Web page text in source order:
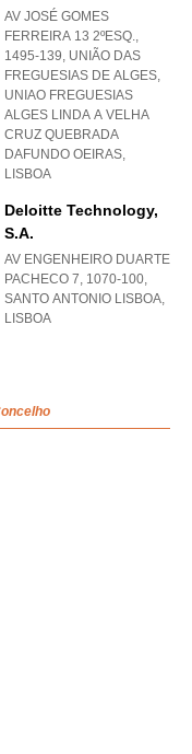
AV JOSÉ GOMES
FERREIRA 13 2ºESQ.,
1495-139, UNIÃO DAS
FREGUESIAS DE ALGES,
UNIAO FREGUESIAS
ALGES LINDA A VELHA
CRUZ QUEBRADA
DAFUNDO OEIRAS,
LISBOA
Deloitte Technology,
S.a.
AV ENGENHEIRO DUARTE
PACHECO 7, 1070-100,
SANTO ANTONIO LISBOA,
LISBOA